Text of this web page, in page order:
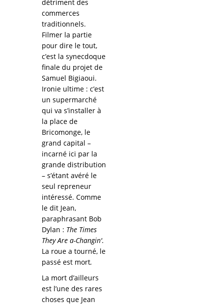
détriment des
commerces
traditionnels.
Filmer la partie
pour dire le tout,
c’est la synecdoque
finale du projet de
Samuel Bigiaoui.
Ironie ultime : c’est
un supermarché
qui va s’installer à
la place de
Bricomonge, le
grand capital –
incarné ici par la
grande distribution
– s’étant avéré le
seul repreneur
intéressé. Comme
le dit Jean,
paraphrasant Bob
Dylan : The Times
They Are a-Changin'.
La roue a tourné, le
passé est mort.
La mort d’ailleurs
est l’une des rares
choses que Jean